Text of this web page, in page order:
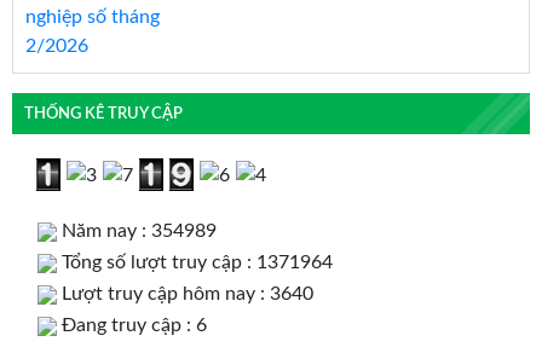
THỐNG KÊ TRUY CẬP
Năm nay : 354989
Tổng số lượt truy cập : 1371964
Lượt truy cập hôm nay : 3640
Đang truy cập : 6